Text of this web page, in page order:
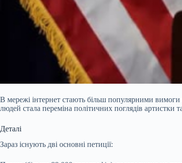
В мережі інтернет стають більш популярними
людей стала переміна політичних поглядів артистки
Деталі
Зараз існують дві основні петиції: